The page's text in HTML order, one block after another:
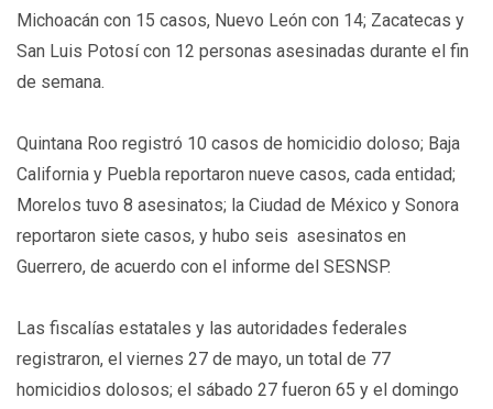
Michoacán con 15 casos, Nuevo León con 14; Zacatecas y
San Luis Potosí con 12 personas asesinadas durante el fin
de semana.
Quintana Roo registró 10 casos de homicidio doloso; Baja
California y Puebla reportaron nueve casos, cada entidad;
Morelos tuvo 8 asesinatos; la Ciudad de México y Sonora
reportaron siete casos, y hubo seis asesinatos en
Guerrero, de acuerdo con el informe del SESNSP.
Las fiscalías estatales y las autoridades federales
registraron, el viernes 27 de mayo, un total de 77
homicidios dolosos; el sábado 27 fueron 65 y el domingo